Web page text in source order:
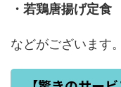
・若鶏唐揚げ定
などがございます。